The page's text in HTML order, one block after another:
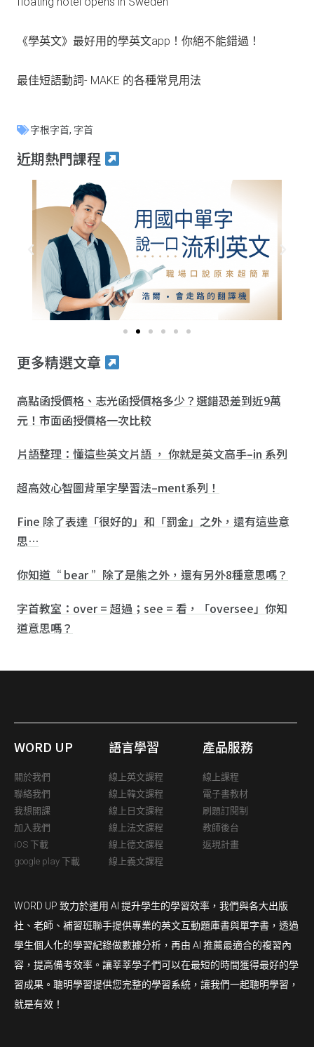
《學英文》最好用的學英文app！你絕不能錯過！
最佳短語動詞- MAKE 的各種常見用法
字根字首, 字首
近期熱門課程
更多精選文章
高點函授價格、志光函授價格多少？選錯恐差到近9萬
元！市面函授價格一次比較
片語整理：懂這些英文片語 ， 你就是英文高手–in 系列
超高效心智圖背單字學習法–ment系列！
Fine 除了表達「很好的」和「罰金」之外，還有這些意
思…
你知道“ bear ”除了是熊之外，還有另外8種意思嗎？
字首教室：over = 超過；see = 看，「oversee」你知
道意思嗎？
WORD UP
關於我們
聯絡我們
我想開課
加入我們
iOS 下載
google play 下載
語言學習
線上英文課程
線上韓文課程
線上日文課程
線上法文課程
線上德文課程
線上義文課程
產品服務
線上課程
電子書教材
刷題訂閱制
教師後台
返現計畫
WORD UP 致力於運用 AI 提升學生的學習效率，我們與各大出版
社、老師、補習班聯手提供專業的英文互動題庫書與單字書，透過
學生個人化的學習紀錄做數據分析，再由 AI 推薦最適合的複習內
容，提高備考效率。讓莘莘學子們可以在最短的時間獲得最好的學
習成果。聰明學習提供您完整的學習系統，讓我們一起聰明學習，
就是有效！